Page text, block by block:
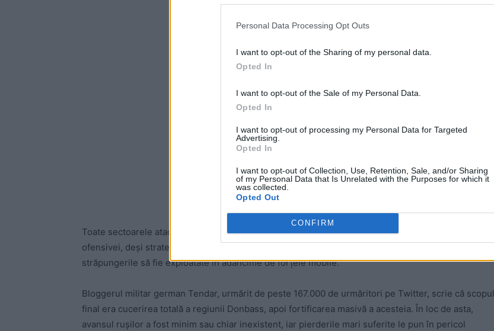
Personal Data Processing Opt Outs
I want to opt-out of the Sharing of my personal data.
Opted In
I want to opt-out of the Sale of my Personal Data.
Opted In
I want to opt-out of processing my Personal Data for Targeted
Advertising.
Opted In
I want to opt-out of Collection, Use, Retention, Sale, and/or Sharing
of my Personal Data that Is Unrelated with the Purposes for which it
was collected.
Opted Out
CONFIRM
ad
Toate sectoarele atacate de ruși au continuat să reziste până în ziua de azi, la 3 luni după lansarea
ofensivei, deși strategia era ca acestea să fie cucerite în cel mult câteva zile, pentru ca apoi
străpungerile să fie exploatate în adâncime de forțele mobile.
Bloggerul militar german Tendar, urmărit de peste 167.000 de urmăritori pe Twitter, scrie că scopul
final era cucerirea totală a regiunii Donbass, apoi fortificarea masivă a acesteia. În loc de asta,
avansul rușilor a fost minim sau chiar inexistent, iar pierderile mari suferite le pun în pericol